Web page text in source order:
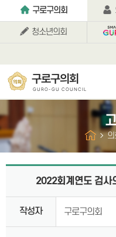
본문바로가기구로구의회
청소년의회
구로구의회
GURO-GU COUNCIL
2022회계연도 검사
작성자 구로구의회